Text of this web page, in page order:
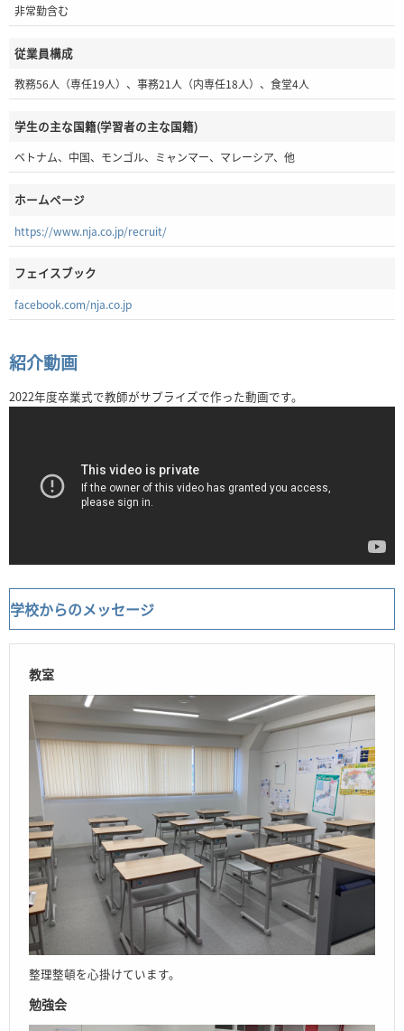
非常勤含む
従業員構成
教務56人（専任19人）、事務21人（内専任18人）、食堂4人
学生の主な国籍(学習者の主な国籍)
ベトナム、中国、モンゴル、ミャンマー、マレーシア、他
ホームページ
https://www.nja.co.jp/recruit/
フェイスブック
facebook.com/nja.co.jp
紹介動画
2022年度卒業式で教師がサプライズで作った動画です。
学校からのメッセージ
教室
整理整頓を心掛けています。
勉強会